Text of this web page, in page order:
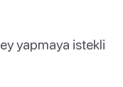
yapmaya istekli